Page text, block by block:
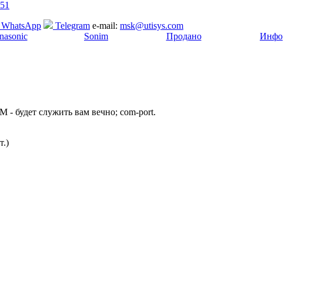
WhatsApp Telegram e-mail: msk@utisys.com
Sonim Продано Инфо
будет служить вам вечно; com-port.